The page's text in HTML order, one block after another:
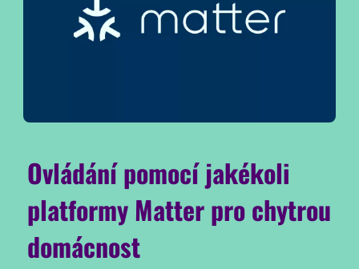
Ovládání pomocí jakékoli
platformy Matter pro chytrou
domácnost